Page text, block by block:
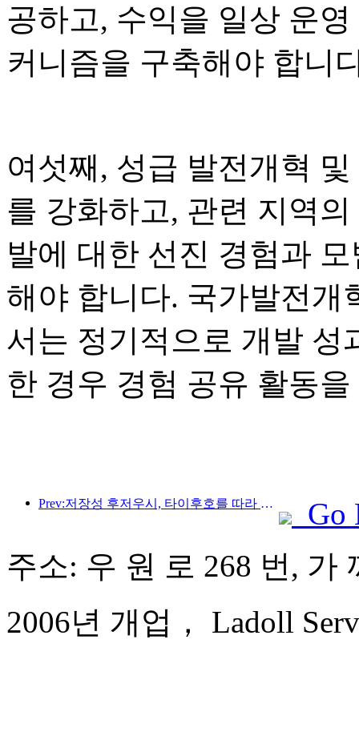
공하고, 수익을 일상 운
커니즘을 구축해야 합니
여섯째, 성급 발전개혁
를 강화하고, 관련 지역
발에 대한 선진 경험과
해야 합니다. 국가발전개
서는 정기적으로 개발 성
한 경우 경험 공유 활동
Prev:저장성 후저우시, 타이후호를 따라 있는 고대 마을이 약 10억 위안을 투자해 개조 및 업그레이드를 시작했습니다.
Go
주소: 우 원 로 268 번, 가
2006년 개업， Ladoll